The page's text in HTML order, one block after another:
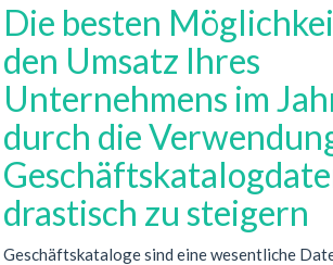
Die besten
den Umsatz Ihres
Unternehmens im
durch die
drastisch zu steigern
Geschäftskataloge sind eine wesentliche